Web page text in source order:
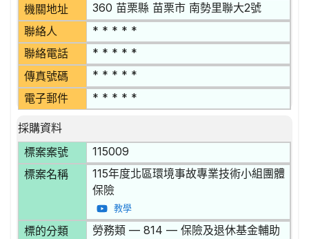
機關地址 360 苗栗縣 苗栗市 南勢里聯大2號
聯絡人 * * * * *
聯絡電話 * * * * *
傳真號碼 * * * * *
電子郵件 * * * * *
採購資料
標案案號
115009
標案名稱
115年度北區環境事故專業技術小組團體
保險
教學
標的分類
勞務類 — 814 — 保險及退休基金輔助